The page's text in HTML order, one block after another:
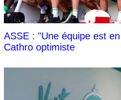
ASSE : "Une équipe est
Cathro optimiste